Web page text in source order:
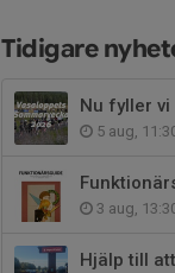
Tidigare
Nu fyller
5 aug,
3 aug,
Hjälp till